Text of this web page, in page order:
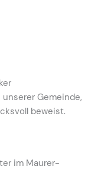
Gemeinde,
beweist.
im Maurer-